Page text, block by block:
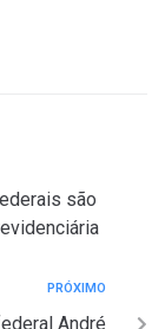
são
PRÓXIMO
André